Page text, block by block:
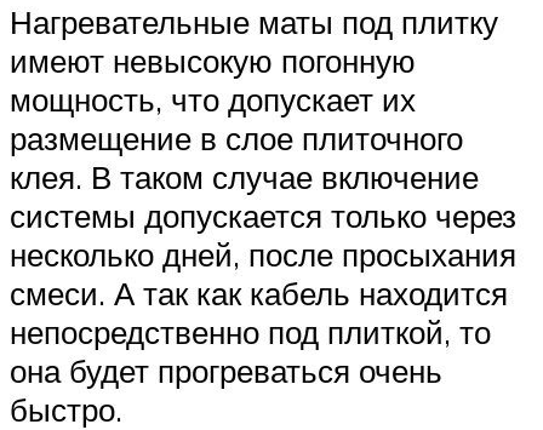
Нагревательные маты под плитку
имеют невысокую погонную
мощность, что допускает их
размещение в слое плиточного
клея. В таком случае включение
системы допускается только через
несколько дней, после просыхания
смеси. А так как кабель находится
непосредственно под плиткой, то
она будет прогреваться очень
быстро.